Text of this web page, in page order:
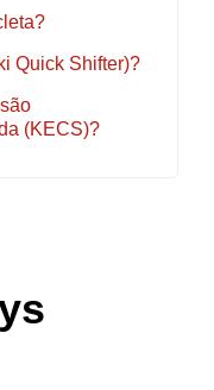
Quick Shifter)?
(KECS)?